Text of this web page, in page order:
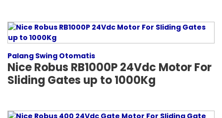
Palang Swing Otomatis
Nice Robus RB1000P 24Vdc Motor For
Sliding Gates up to 1000Kg